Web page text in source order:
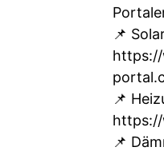
📌
📌
📌